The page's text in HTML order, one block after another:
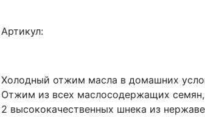
Артикул:
Холодный отжим масла в домашних
Отжим из всех маслосодержащих
2 высококачественных шнека из